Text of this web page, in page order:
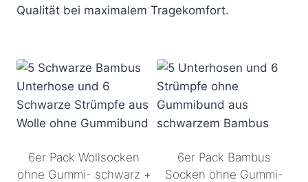
Qualität bei maximalem Tragekomfort.
6er Pack Wollsocken
ohne Gummi- schwarz +
6er Pack Bambus
Socken ohne Gummi-